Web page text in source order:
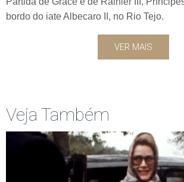
bordo do iate Albecaro II, no Rio Tejo.
VER MAIS
Veja Também